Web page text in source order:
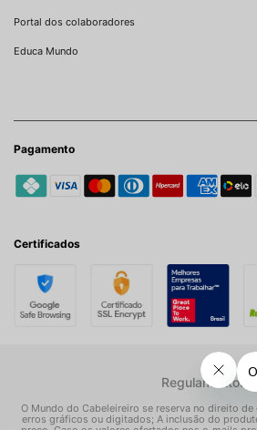
Portal dos colaboradores
Educa Mundo
Pagamento
Certificados
Regulamentos
O Mundo do Cabeleireiro se reserva no direito
erros gráficos ou digitados; A inclusão do